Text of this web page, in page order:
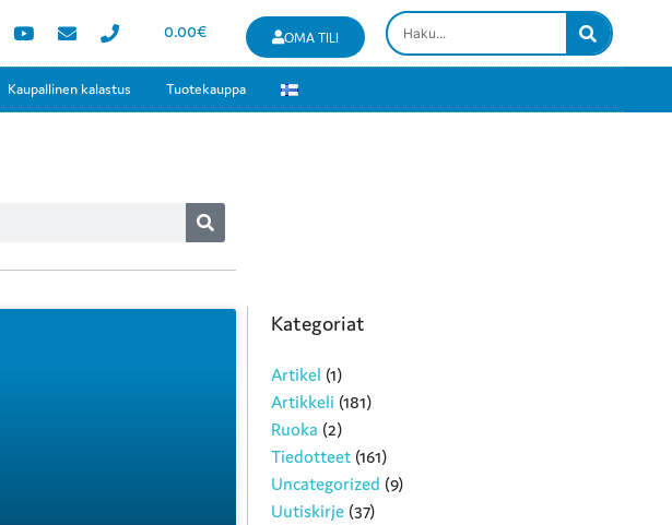
0.00€ OMA TILI
Kaupallinen kalastus Tuotekauppa
Kategoriat
Artikel (1)
Artikkeli (181)
Ruoka (2)
Tiedotteet (161)
Uncategorized (9)
Uutiskirje (37)